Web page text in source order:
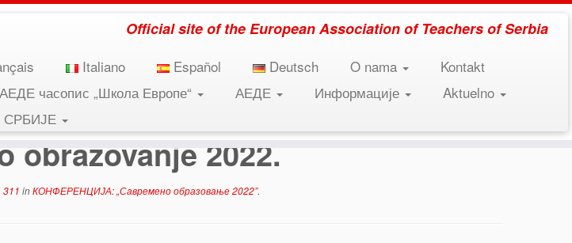
Official site of the European Association of Teachers of Serbia
Italiano Español Deutsch O nama
Kontakt
АЕДЕ часопис „Школа Европе“ АЕДЕ Информације
Aktuelno
obrazovanje 2022.
obrazovanje 2022.
311 inКОНФЕРЕНЦИЈА: „Савремено образовање 2022”.